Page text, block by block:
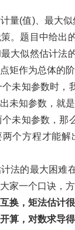
(值)、最大似
。题目中给出
大似然估计法
矩作为总体的
知参数时，我
未知参数，就是
知参数，那么
个方程才能
的最大困难在
家一个口诀，方
换，矩法估计
算，对数求导